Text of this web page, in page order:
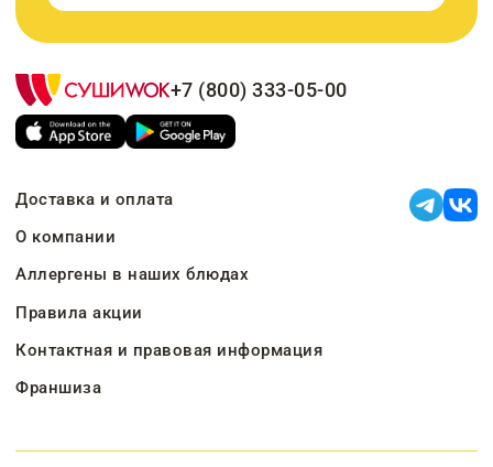
+7 (800) 333-05-00
Доставка и оплата
О компании
Аллергены в наших блюдах
Правила акции
Контактная и правовая информация
Франшиза